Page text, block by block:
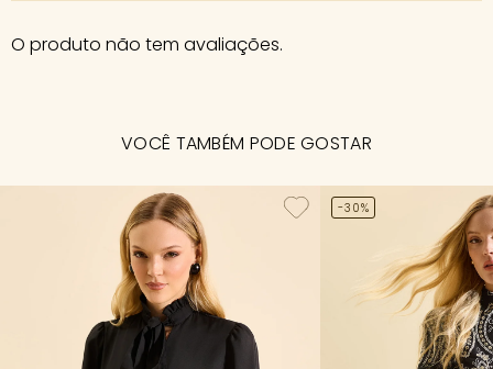
O produto não tem avaliações.
VOCÊ TAMBÉM PODE GOSTAR
-30%